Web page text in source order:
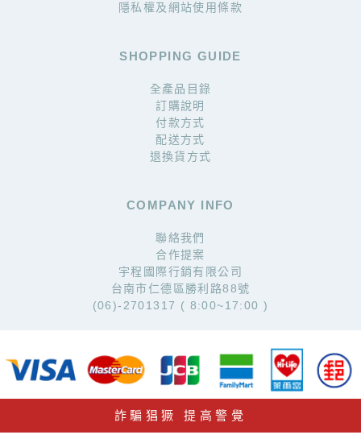
隱私權及網站使用條款
SHOPPING GUIDE
全產品目錄
訂購說明
付款方式
配送方式
退換貨方式
COMPANY INFO
聯絡我們
合作提案
宇程國際行銷有限公司
台南市仁德區勝利路88號
(06)-2701317 ( 8:00~17:00 )
詐騙猖獗 提高警覺